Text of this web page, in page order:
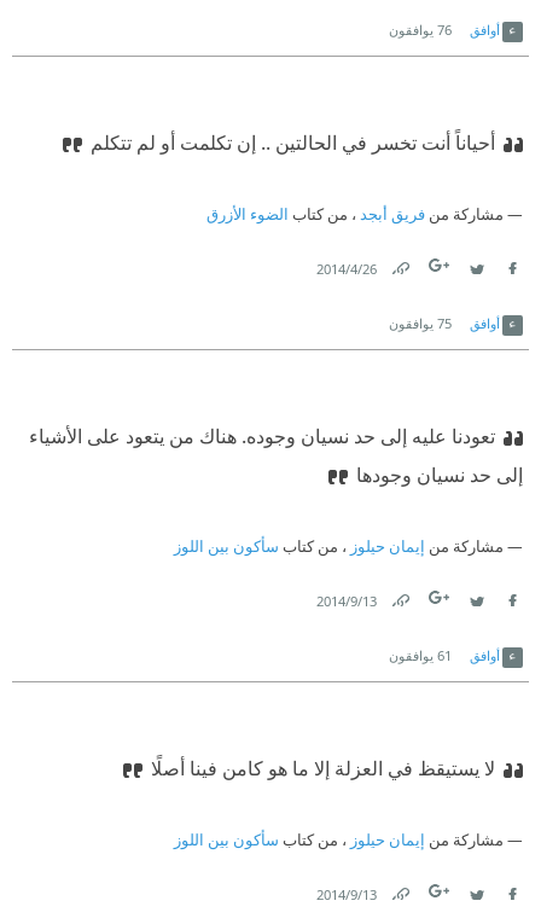
أوافق 76 يوافقون
أحياناً أنت تخسر في الحالتين .. إن تكلمت أو لم تتكلم
مشاركة من فريق أبجد ، من كتاب الضوء الأزرق
26‏/4‏/2014
أوافق 75 يوافقون
تعودنا عليه إلى حد نسيان وجوده. هناك من يتعود على الأشياء
إلى حد نسيان وجودها
مشاركة من إيمان حيلوز ، من كتاب سأكون بين اللوز
13‏/9‏/2014
أوافق 61 يوافقون
لا يستيقظ في العزلة إلا ما هو كامن فينا أصلًا
مشاركة من إيمان حيلوز ، من كتاب سأكون بين اللوز
13‏/9‏/2014